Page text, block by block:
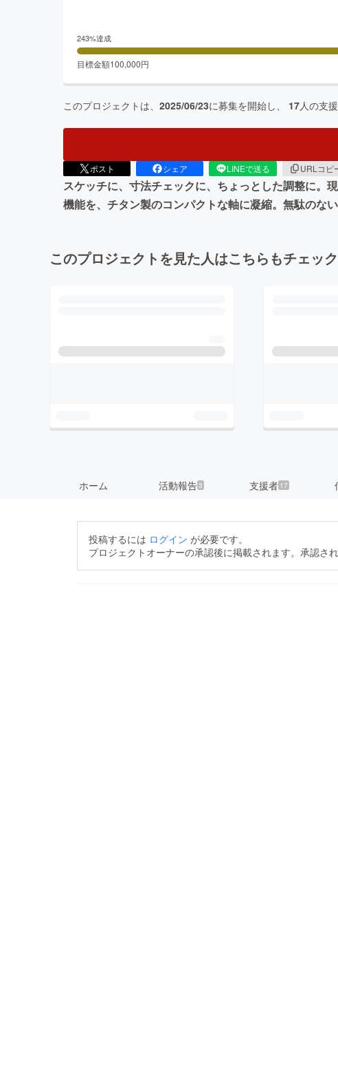
243%達成
目標金額100,000円
このプロジェクトは、 2025/06/23に募集を開始し、 17人の支
ポスト シェア LINEで送る URLコピ
スケッチに、寸法チェックに、ちょっとした調整に。
機能を、チタン製のコンパクトな軸に凝縮。無駄のな
このプロジェクトを見た人はこちらもチェッ
ホーム 活動報告3 支援者 17
投稿するには ログイン が必要です。
プロジェクトオーナーの承認後に掲載されます。承認さ